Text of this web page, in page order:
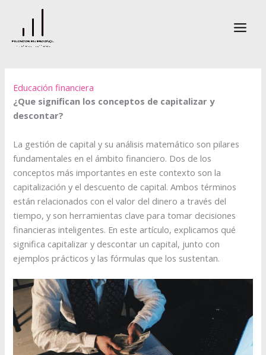
contenido
Educación financiera
¿Que significan los conceptos de capitalizar y
descontar?
La gestión de capital y su análisis matemático son pilares
fundamentales en el ámbito financiero. Dos de los
conceptos más importantes en este contexto son la
capitalización y el descuento de capital. Ambos términos
están relacionados con el valor del dinero a través del
tiempo, y son herramientas clave para tomar decisiones
financieras inteligentes. En este artículo, explicamos qué
significa capitalizar y descontar un capital, junto con
ejemplos prácticos y las fórmulas que los sustentan.